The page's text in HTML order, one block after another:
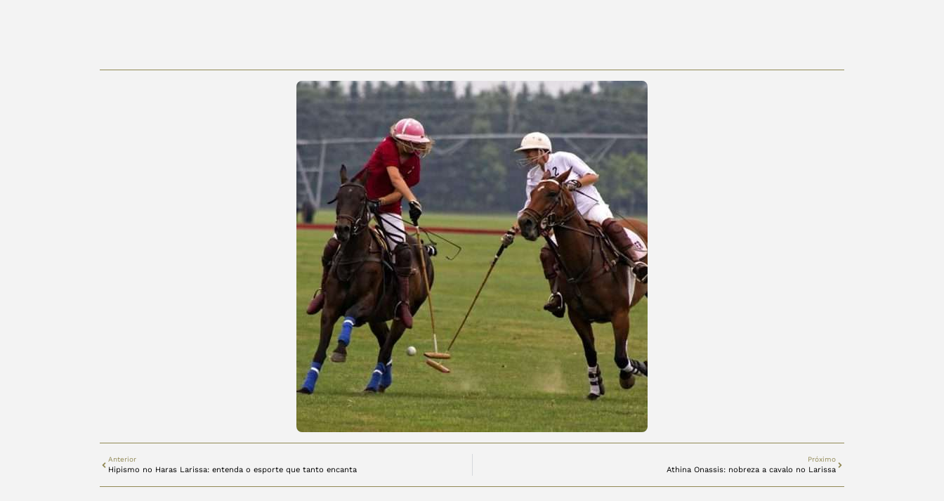
Anterior
Hipismo no Haras Larissa: entenda o esporte que tanto encanta
Próximo
Athina Onassis: nobreza a cavalo no Larissa